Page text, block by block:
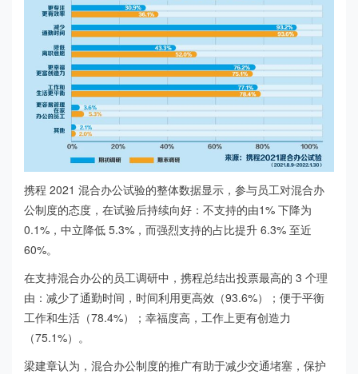
携程 2021 混合办公试验的整体数据显示，参与员工对混合办
公制度的态度，在试验后持续向好：不支持的由1% 下降为
0.1%，中立降低 5.3%，而强烈支持的占比提升 6.3% 至近
60%。
在支持混合办公的员工调研中，携程总结出投票最高的 3 个理
由：减少了通勤时间，时间利用更高效（93.6%）；便于平衡
工作和生活（78.4%）；幸福度高，工作上更有创造力
（75.1%）。
梁建章认为，混合办公制度的推广有助于减少交通堵塞，保护